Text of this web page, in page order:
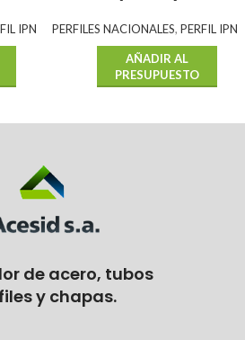
IPN PERFILES NACIONALES, PERFIL IPN
AÑADIR AL
PRESUPUESTO
de acero, tubos
y chapas.